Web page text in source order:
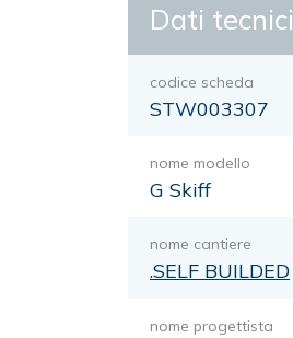
Dati tecnici
codice scheda
STW003307
nome modello
G Skiff
nome cantiere
.SELF BUILDED
nome progettista